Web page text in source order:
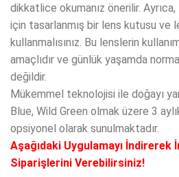
dikkatlice okumanız önerilir.
için tasarlanmış bir lens kutusu ve
kullanmalısınız. Bu lenslerin
amaçlıdır ve günlük yaşamda
değildir.
Mükemmel teknolojisi ile doğayı
Blue, Wild Green olmak üzere 3
opsiyonel olarak sunulmaktadır.
Aşağıdaki Uygulamayı İndirerek
Siparişlerini Verebilirsiniz!